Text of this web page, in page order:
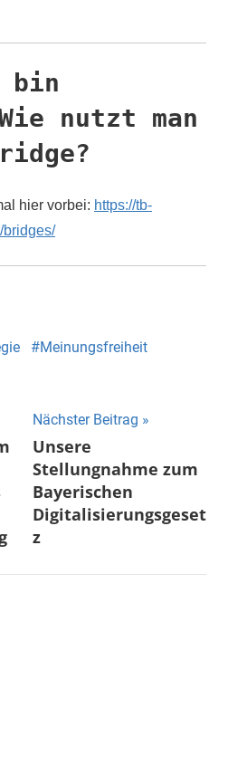
nutzt man
hier vorbei: https://tb-
bridges/
Meinungsfreiheit
Nächster Beitrag
Unsere
Stellungnahme zum
Bayerischen
Digitalisierungsgeset
z